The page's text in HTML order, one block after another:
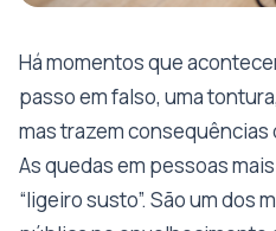
Há momentos que
passo em falso, uma
mas trazem
As quedas em pessoas
“ligeiro susto”. São um dos